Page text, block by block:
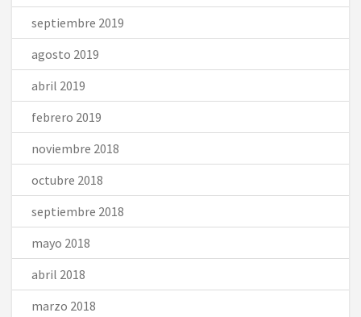
septiembre 2019
agosto 2019
abril 2019
febrero 2019
noviembre 2018
octubre 2018
septiembre 2018
mayo 2018
abril 2018
marzo 2018